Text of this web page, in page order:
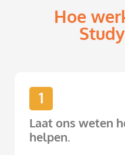
Hoe
1
Laat ons weten
helpen.